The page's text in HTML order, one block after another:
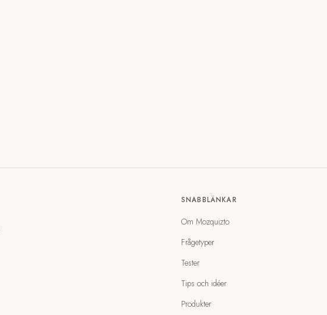
SNABBLÄNKAR
Om Mozquizto
Frågetyper
Tester
Tips och idéer
Produkter